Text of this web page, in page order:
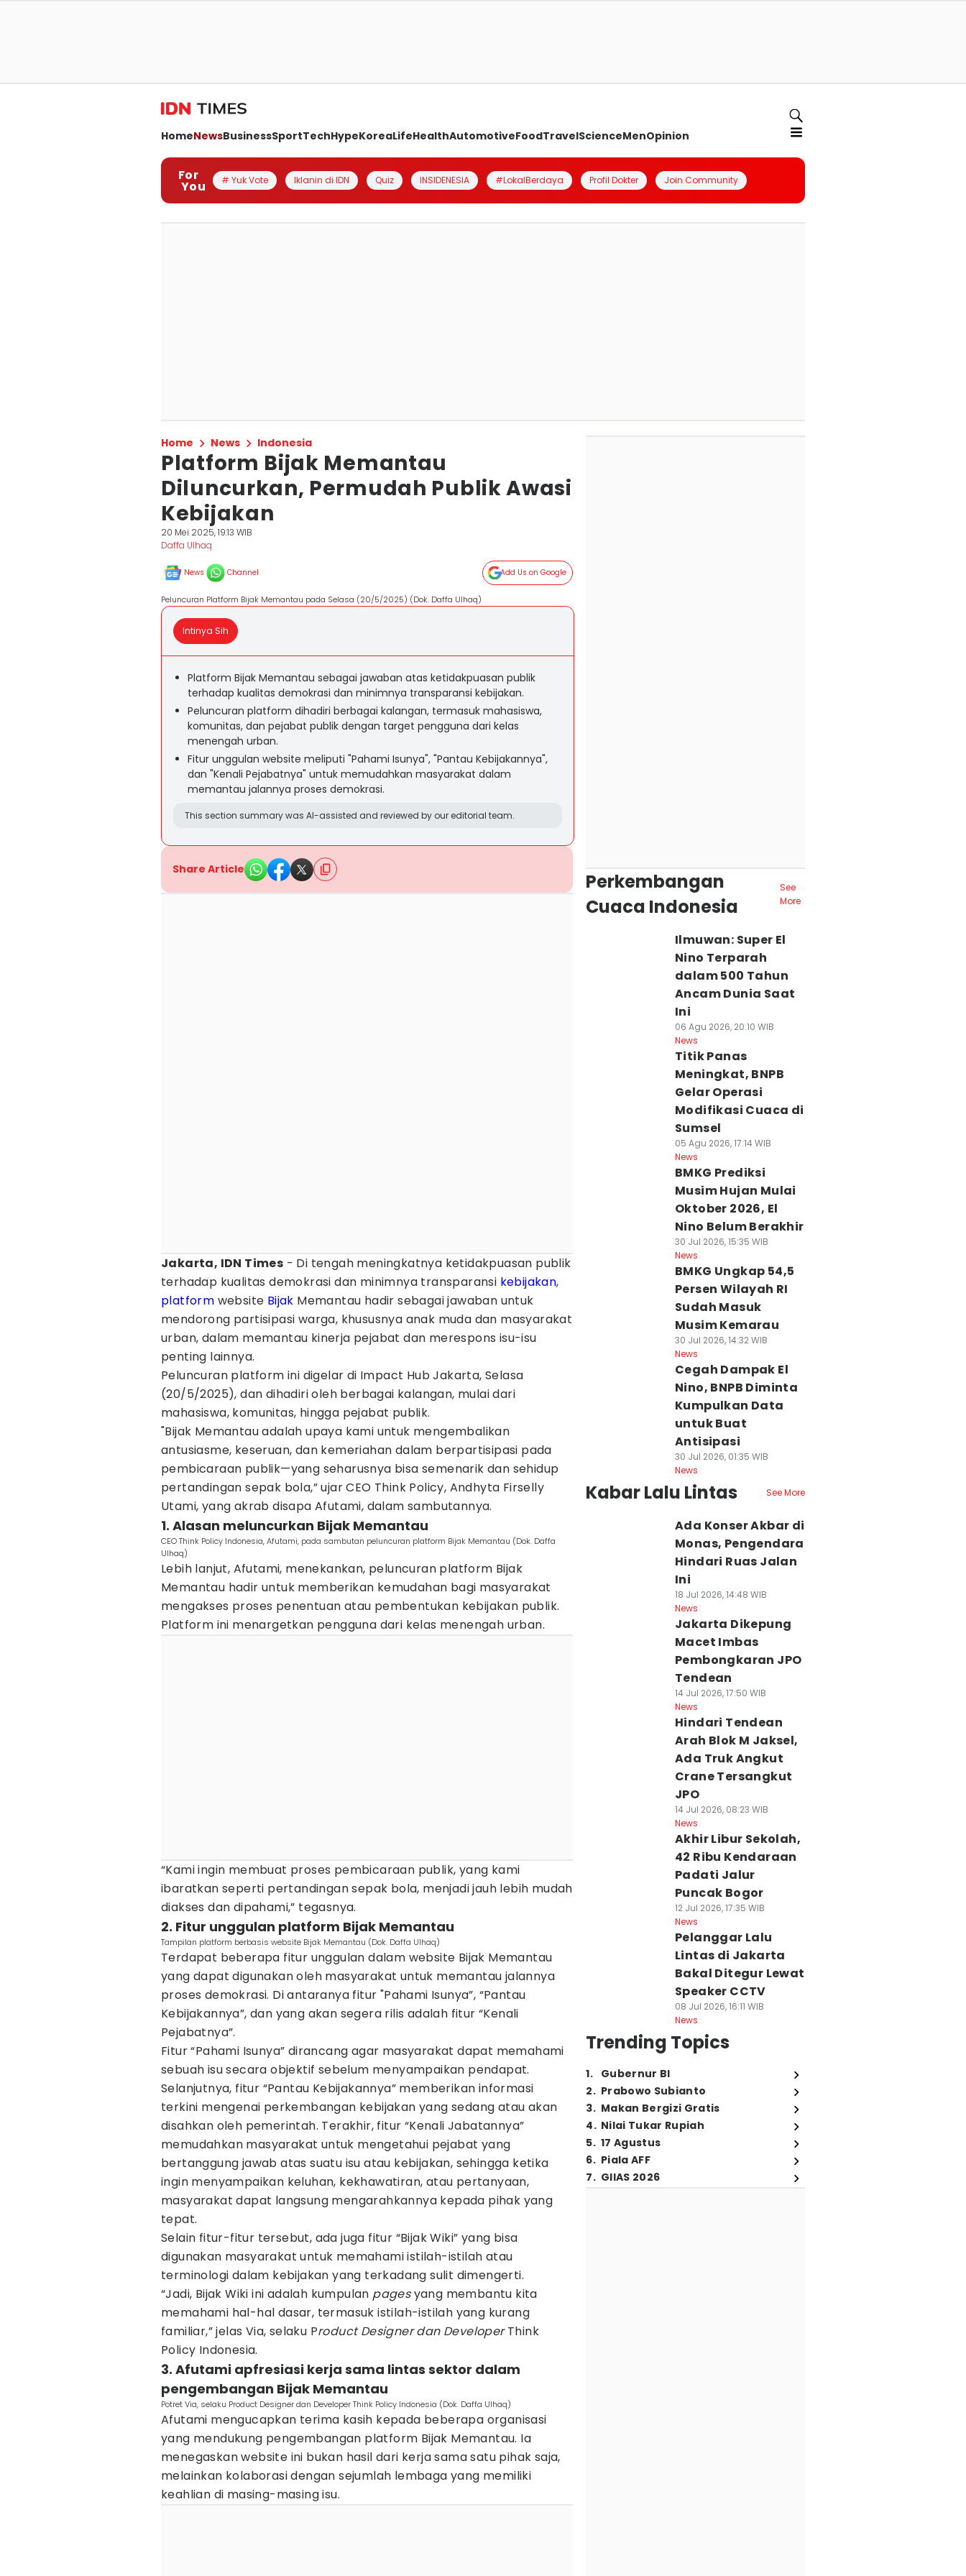
HomeNewsBusinessSportTechHypeKoreaLifeHealthAutomotiveFoodTravelScienceMenOpinion
For
You # Yuk Vote Iklanin di IDN Quiz INSIDENESIA #LokalBerdaya Profil Dokter Join Community
Home News Indonesia
Platform Bijak Memantau
Diluncurkan, Permudah Publik Awasi
Kebijakan
20 Mei 2025, 19:13 WIB
Daffa Ulhaq
News Channel Add Us on Google
Peluncuran Platform Bijak Memantau pada Selasa (20/5/2025) (Dok. Daffa Ulhaq)
Intinya Sih
Platform Bijak Memantau sebagai jawaban atas ketidakpuasan publik
terhadap kualitas demokrasi dan minimnya transparansi kebijakan.
Peluncuran platform dihadiri berbagai kalangan, termasuk mahasiswa,
komunitas, dan pejabat publik dengan target pengguna dari kelas
menengah urban.
Fitur unggulan website meliputi "Pahami Isunya", "Pantau Kebijakannya",
dan "Kenali Pejabatnya" untuk memudahkan masyarakat dalam
memantau jalannya proses demokrasi.
This section summary was AI-assisted and reviewed by our editorial team.
Share Article
Jakarta, IDN Times - Di tengah meningkatnya ketidakpuasan publik
terhadap kualitas demokrasi dan minimnya transparansi kebijakan,
platform website Bijak Memantau hadir sebagai jawaban untuk
mendorong partisipasi warga, khususnya anak muda dan masyarakat
urban, dalam memantau kinerja pejabat dan merespons isu-isu
penting lainnya.
Peluncuran platform ini digelar di Impact Hub Jakarta, Selasa
(20/5/2025), dan dihadiri oleh berbagai kalangan, mulai dari
mahasiswa, komunitas, hingga pejabat publik.
"Bijak Memantau adalah upaya kami untuk mengembalikan
antusiasme, keseruan, dan kemeriahan dalam berpartisipasi pada
pembicaraan publik—yang seharusnya bisa semenarik dan sehidup
pertandingan sepak bola,” ujar CEO Think Policy, Andhyta Firselly
Utami, yang akrab disapa Afutami, dalam sambutannya.
1. Alasan meluncurkan Bijak Memantau
CEO Think Policy Indonesia, Afutami, pada sambutan peluncuran platform Bijak Memantau (Dok. Daffa
Ulhaq)
Lebih lanjut, Afutami, menekankan, peluncuran platform Bijak
Memantau hadir untuk memberikan kemudahan bagi masyarakat
mengakses proses penentuan atau pembentukan kebijakan publik.
Platform ini menargetkan pengguna dari kelas menengah urban.
“Kami ingin membuat proses pembicaraan publik, yang kami
ibaratkan seperti pertandingan sepak bola, menjadi jauh lebih mudah
diakses dan dipahami,” tegasnya.
2. Fitur unggulan platform Bijak Memantau
Tampilan platform berbasis website Bijak Memantau (Dok. Daffa Ulhaq)
Terdapat beberapa fitur unggulan dalam website Bijak Memantau
yang dapat digunakan oleh masyarakat untuk memantau jalannya
proses demokrasi. Di antaranya fitur "Pahami Isunya”, “Pantau
Kebijakannya”, dan yang akan segera rilis adalah fitur “Kenali
Pejabatnya”.
Fitur “Pahami Isunya” dirancang agar masyarakat dapat memahami
sebuah isu secara objektif sebelum menyampaikan pendapat.
Selanjutnya, fitur “Pantau Kebijakannya” memberikan informasi
terkini mengenai perkembangan kebijakan yang sedang atau akan
disahkan oleh pemerintah. Terakhir, fitur “Kenali Jabatannya”
memudahkan masyarakat untuk mengetahui pejabat yang
bertanggung jawab atas suatu isu atau kebijakan, sehingga ketika
ingin menyampaikan keluhan, kekhawatiran, atau pertanyaan,
masyarakat dapat langsung mengarahkannya kepada pihak yang
tepat.
Selain fitur-fitur tersebut, ada juga fitur “Bijak Wiki” yang bisa
digunakan masyarakat untuk memahami istilah-istilah atau
terminologi dalam kebijakan yang terkadang sulit dimengerti.
“Jadi, Bijak Wiki ini adalah kumpulan pagesyang membantu kita
memahami hal-hal dasar, termasuk istilah-istilah yang kurang
familiar,” jelas Via, selaku Product Designer dan DeveloperThink
Policy Indonesia.
3. Afutami apfresiasi kerja sama lintas sektor dalam
pengembangan Bijak Memantau
Potret Via, selaku Product Designer dan Developer Think Policy Indonesia (Dok. Daffa Ulhaq)
Afutami mengucapkan terima kasih kepada beberapa organisasi
yang mendukung pengembangan platform Bijak Memantau. Ia
menegaskan website ini bukan hasil dari kerja sama satu pihak saja,
melainkan kolaborasi dengan sejumlah lembaga yang memiliki
keahlian di masing-masing isu.
Perkembangan
Cuaca Indonesia
See
More
Ilmuwan: Super El
Nino Terparah
dalam 500 Tahun
Ancam Dunia Saat
Ini
06 Agu 2026, 20:10 WIB
News
Titik Panas
Meningkat, BNPB
Gelar Operasi
Modifikasi Cuaca di
Sumsel
05 Agu 2026, 17:14 WIB
News
BMKG Prediksi
Musim Hujan Mulai
Oktober 2026, El
Nino Belum Berakhir
30 Jul 2026, 15:35 WIB
News
BMKG Ungkap 54,5
Persen Wilayah RI
Sudah Masuk
Musim Kemarau
30 Jul 2026, 14:32 WIB
News
Cegah Dampak El
Nino, BNPB Diminta
Kumpulkan Data
untuk Buat
Antisipasi
30 Jul 2026, 01:35 WIB
News
Kabar Lalu Lintas See More
Ada Konser Akbar di
Monas, Pengendara
Hindari Ruas Jalan
Ini
18 Jul 2026, 14:48 WIB
News
Jakarta Dikepung
Macet Imbas
Pembongkaran JPO
Tendean
14 Jul 2026, 17:50 WIB
News
Hindari Tendean
Arah Blok M Jaksel,
Ada Truk Angkut
Crane Tersangkut
JPO
14 Jul 2026, 08:23 WIB
News
Akhir Libur Sekolah,
42 Ribu Kendaraan
Padati Jalur
Puncak Bogor
12 Jul 2026, 17:35 WIB
News
Pelanggar Lalu
Lintas di Jakarta
Bakal Ditegur Lewat
Speaker CCTV
08 Jul 2026, 16:11 WIB
News
Trending Topics
1. Gubernur BI
2. Prabowo Subianto
3. Makan Bergizi Gratis
4. Nilai Tukar Rupiah
5. 17 Agustus
6. Piala AFF
7. GIIAS 2026